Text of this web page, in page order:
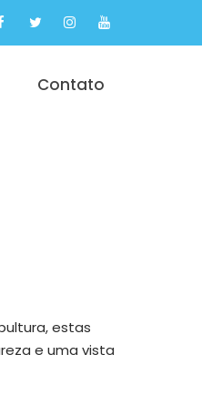
Contato
estas
e uma vista